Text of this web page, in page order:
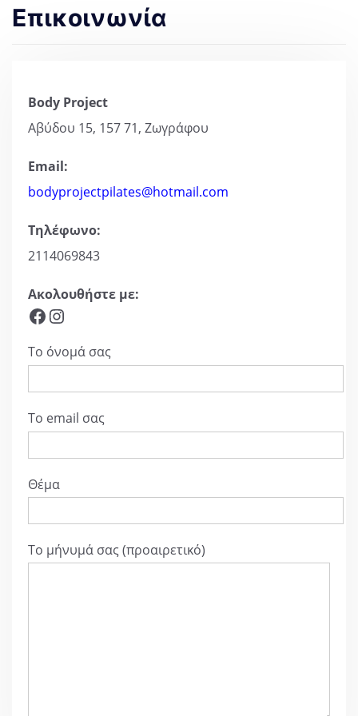
Επικοινωνία
Body Project
Αβύδου 15, 157 71, Ζωγράφου
Email:
bodyprojectpilates@hotmail.com
Τηλέφωνο:
2114069843
Ακολουθήστε με:
Facebook Instagram
Το όνομά σας
Το email σας
Θέμα
Το μήνυμά σας (προαιρετικό)